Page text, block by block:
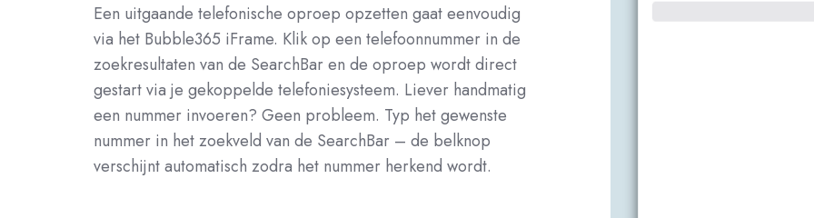
Een uitgaande telefonische oproep opzetten gaat eenvoudig
via het Bubble365 iFrame. Klik op een telefoonnummer in de
zoekresultaten van de SearchBar en de oproep wordt direct
gestart via je gekoppelde telefoniesysteem. Liever handmatig
een nummer invoeren? Geen probleem. Typ het gewenste
nummer in het zoekveld van de SearchBar – de belknop
verschijnt automatisch zodra het nummer herkend wordt.